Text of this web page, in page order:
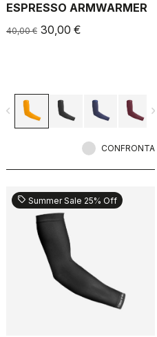
ESPRESSO ARMWARMER
40,00 € 30,00 €
navigate_before
CONFRONTA
sell Summer Sale 25% Off